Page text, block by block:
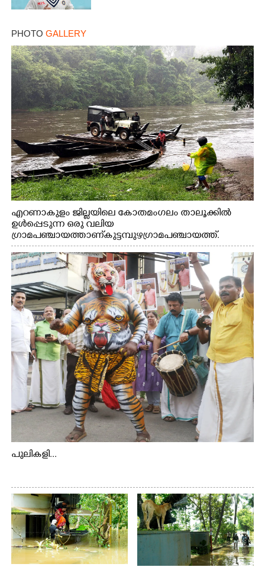
PHOTO GALLERY
എറണാകുളം ജില്ലയിലെ കോതമംഗലം താലൂക്കിൽ
ഉൾപ്പെടുന്ന ഒരു വലിയ
ഗ്രാമപഞ്ചായത്താണ് കുട്ടമ്പുഴ ഗ്രാമ പഞ്ചായത്ത്.
ആദിവാസി ഊരുകളായ വെള്ളാരംകുത്ത്, കത്തിപ്പാറ,
ഉറിയംപെട്ടി, തേക്കല്ല്, വെട്ടിക്കല്ല്, മഞ്ചപ്പാറ എന്നീ ആറു
സ്ഥലങ്ങളിലേക്കുള്ള പ്രധാന സഞ്ചാര മാർഗമാണ് ഈ
കാണുന്ന കടത്ത് വള്ളം
പുലികളി...